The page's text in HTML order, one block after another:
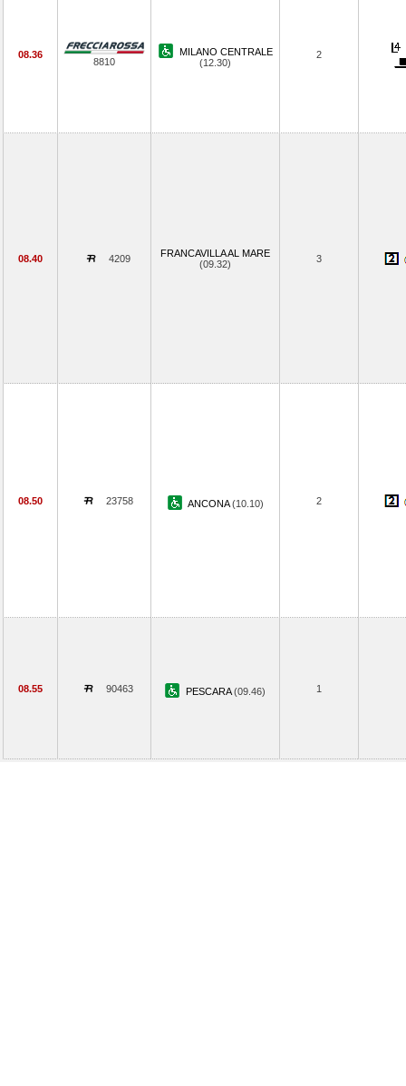
08.36
8810
MILANO CENTRALE
(12.30)
2
08.40 4209
FRANCAVILLA AL MARE
(09.32)
3
08.50 23758 ANCONA(10.10) 2
08.55 90463 PESCARA(09.46) 1